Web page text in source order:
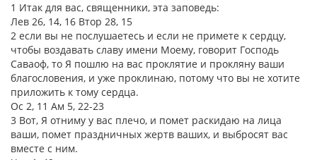
1 Итак для вас, священники, эта заповедь:
Лев 26, 14, 16 Втор 28, 15
2 если вы не послушаетесь и если не примете к сердцу,
чтобы воздавать славу имени Моему, говорит Господь
Саваоф, то Я пошлю на вас проклятие и прокляну ваши
благословения, и уже проклинаю, потому что вы не хотите
приложить к тому сердца.
Ос 2, 11 Ам 5, 22-23
3 Вот, Я отниму у вас плечо, и помет раскидаю на лица
ваши, помет праздничных жертв ваших, и выбросят вас
вместе с ним.